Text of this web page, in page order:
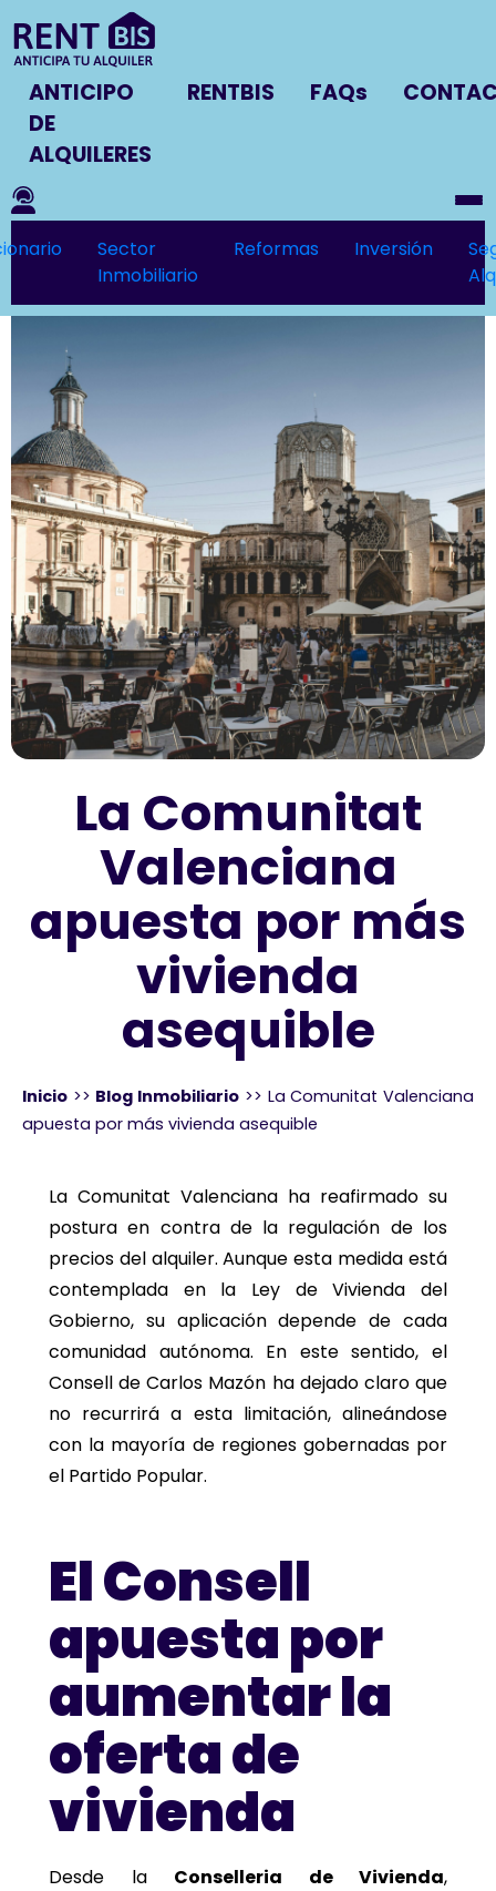
ANTICIPO
DE
ALQUILERES
RENTBIS FAQs
Sector
Inmobiliario
Reformas Inversión
La Comunitat
Valenciana
apuesta por más
vivienda
asequible
Inicio >> Blog Inmobiliario >> La Comunitat Valenciana
apuesta por más vivienda asequible
La Comunitat Valenciana ha reafirmado su
postura en contra de la regulación de los
precios del alquiler. Aunque esta medida está
contemplada en la Ley de Vivienda del
Gobierno, su aplicación depende de cada
comunidad autónoma. En este sentido, el
Consell de Carlos Mazón ha dejado claro que
no recurrirá a esta limitación, alineándose
con la mayoría de regiones gobernadas por
el Partido Popular.
El Consell
apuesta por
aumentar la
oferta de
vivienda
Desde la Conselleria de Vivienda,